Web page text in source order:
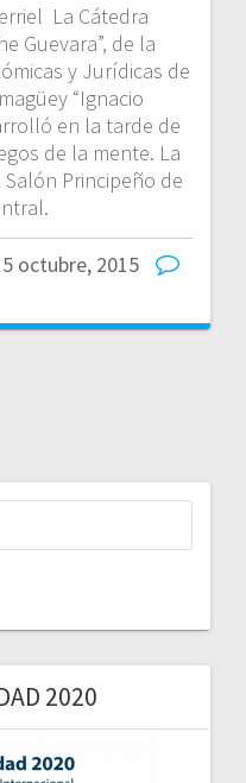
La Cátedra
Guevara”, de la
y Jurídicas de
“Ignacio
en la tarde de
de la mente. La
Principeño de
octubre, 2015
2020